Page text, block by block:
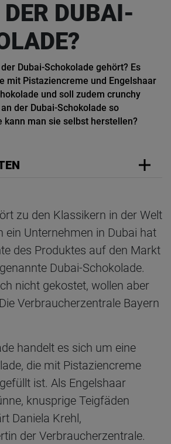
DUBAI-
Dubai-Schokolade gehört? Es
mit Pistaziencreme und Engelshaar
und soll zudem crunchy
der Dubai-Schokolade so
kann man sie selbst herstellen?
zu den Klassikern in der Welt
ein Unternehmen in Dubai hat
des Produktes auf den Markt
Dubai-Schokolade.
nicht gekostet, wollen aber
Verbraucherzentrale Bayern
handelt es sich um eine
die mit Pistaziencreme
ist. Als Engelshaar
knusprige Teigfäden
Daniela Krehl,
der Verbraucherzentrale.